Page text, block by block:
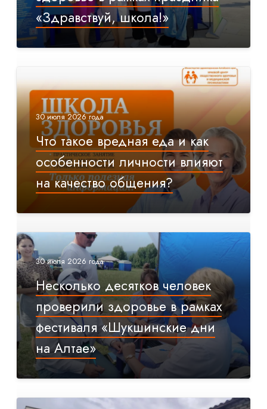
«Здравствуй, школа!»
30 июля 2026 года
Что такое вредная еда и как
особенности личности влияют
на качество общения?
30 июля 2026 года
Несколько десятков человек
проверили здоровье в рамках
фестиваля «Шукшинские дни
на Алтае»